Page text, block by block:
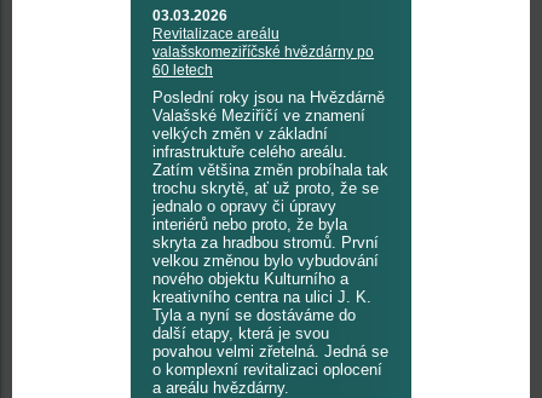
03.03.2026
Revitalizace areálu
valašskomeziříčské hvězdárny po
60 letech
Poslední roky jsou na Hvězdárně
Valašské Meziříčí ve znamení
velkých změn v základní
infrastruktuře celého areálu.
Zatím většina změn probíhala tak
trochu skrytě, ať už proto, že se
jednalo o opravy či úpravy
interiérů nebo proto, že byla
skryta za hradbou stromů. První
velkou změnou bylo vybudování
nového objektu Kulturního a
kreativního centra na ulici J. K.
Tyla a nyní se dostáváme do
další etapy, která je svou
povahou velmi zřetelná. Jedná se
o komplexní revitalizaci oplocení
a areálu hvězdárny.